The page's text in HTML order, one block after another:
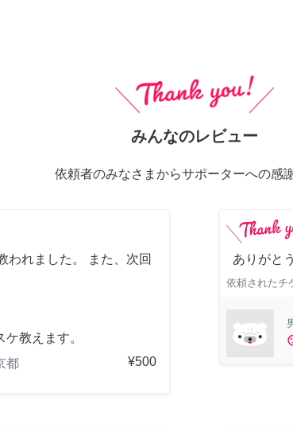
みんなのレビュー
依頼者のみなさまからサポーターへの感
われました。 また、次回
ケ教えます。
都
¥500
ありがと
依頼されたチ